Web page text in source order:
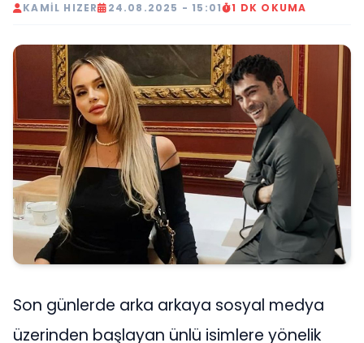
KAMIL HIZER 24.08.2025 - 15:01 1 DK OKUMA
Son günlerde arka arkaya sosyal medya
üzerinden başlayan ünlü isimlere yönelik